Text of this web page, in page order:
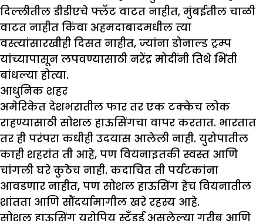
दिल्लीतील डीडीएचे फ्लॅट वाटत नाहीत, मुंबईतील चाळी
वाटत नाहीत किंवा अहमदाबादमधील त्या
वस्त्यांसारखीही दिसत नाहीत, ज्यांना डोनाल्ड ट्रम्प
यांच्यापासून लपवण्यासाठी नरेंद्र मोदींनी तिथे भिंती
बांधल्या होत्या.
आधुनिक शहर
अमेरिकेत देशभरातील फार तर एक टक्केच लोक
राहण्यासाठी सोशल हाऊसिंगचा वापर करतात. भारतात
तर ही परंपरा कधीही उदयास आलेली नाही. युरोपातील
काही शहरांत ती आहे, पण वियनाइतकी स्वस्त आणि
चांगली घरे कुठेच नाही. कदाचित ती पर्यटकांना
आवडणार नाहीत, पण सोशल हाऊसिंग हेच वियनातील
शांतता आणि सौंदर्यामागील खरे रहस्य आहे.
सोशल हाऊसिंग युरोपिय स्टँडर्ड असलेल्या गरीब आणि